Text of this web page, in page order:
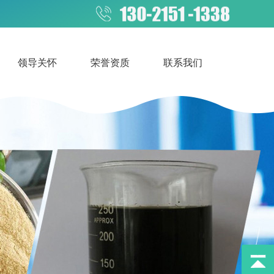
领导关怀 荣誉资质 联系我们